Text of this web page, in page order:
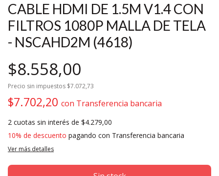
CABLE HDMI DE 1.5M V1.4 CON
FILTROS 1080P MALLA DE TELA
- NSCAHD2M (4618)
$8.558,00
Precio sin impuestos $7.072,73
$7.702,20 con Transferencia bancaria
2 cuotas sin interés de $4.279,00
10% de descuento pagando con Transferencia bancaria
Ver más detalles